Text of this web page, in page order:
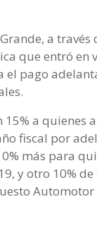
a través
que entró en
el pago
a quienes
fiscal por
más para
y otro 10% de
Automotor